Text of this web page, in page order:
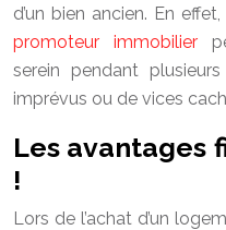
d’un bien ancien. En
promoteur immobilier
serein pendant
imprévus ou de vices
Les avantages
!
Lors de l’achat d’un